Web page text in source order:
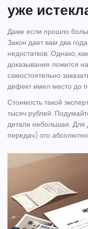
уже
Даже если прошло
Закон дает вам два
недостатков. Однако,
доказывания ложится
самостоятельно
дефект имел место до
Стоимость такой
тысяч рублей.
детали небольшая. Для
передач) это